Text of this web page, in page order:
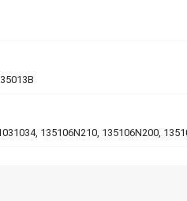
135106N210, 135106N200,